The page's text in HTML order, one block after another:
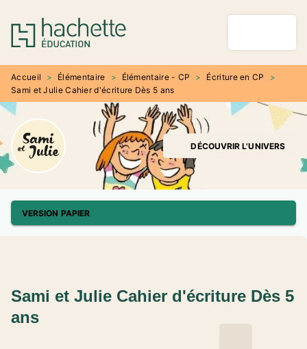
MENU RECHERCHE
PIED DE PAGE
Accueil > Élémentaire > Élémentaire - CP > Écriture en CP
>
Sami et Julie Cahier d'écriture Dès 5 ans
DÉCOUVRIR L'UNIVERS
VERSION PAPIER
Sami et Julie Cahier d'écriture Dès 5
ans